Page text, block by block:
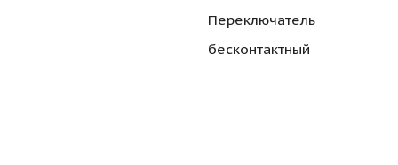
Переключатель
бесконтактный